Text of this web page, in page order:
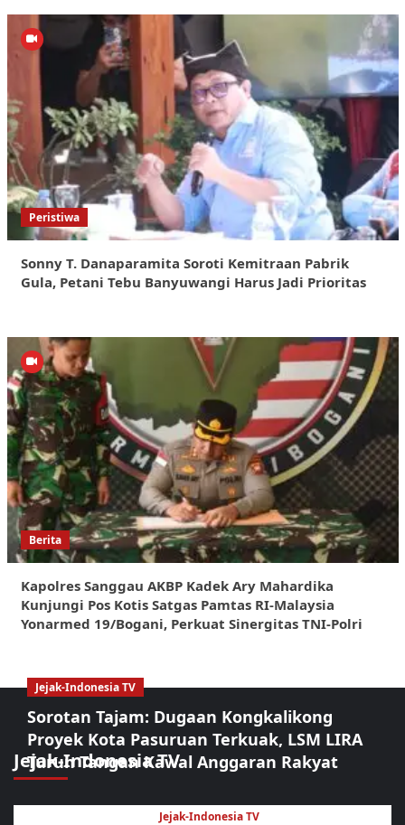
Peristiwa
Sonny T. Danaparamita Soroti Kemitraan Pabrik
Gula, Petani Tebu Banyuwangi Harus Jadi Prioritas
Berita
Kapolres Sanggau AKBP Kadek Ary Mahardika
Kunjungi Pos Kotis Satgas Pamtas RI-Malaysia
Yonarmed 19/Bogani, Perkuat Sinergitas TNI-Polri
Jejak-Indonesia TV
Jejak-Indonesia TV
Sorotan Tajam: Dugaan Kongkalikong
Proyek Kota Pasuruan Terkuak, LSM LIRA
Turun Tangan Kawal Anggaran Rakyat
Jejak-Indonesia TV